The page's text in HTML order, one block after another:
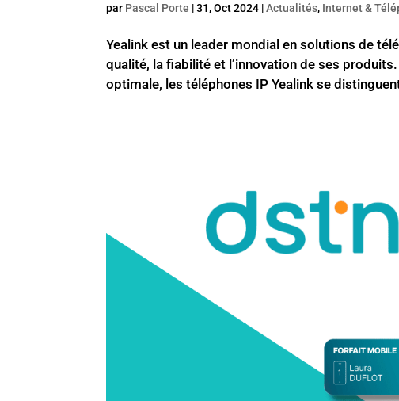
par Pascal Porte |31, Oct 2024 |Actualités, Internet &
Yealink est un leader mondial en solutions de
qualité, la fiabilité et l’innovation de ses
optimale, les téléphones IP Yealink se